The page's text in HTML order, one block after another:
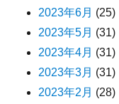
2023年6月 (25)
2023年5月 (31)
2023年4月 (31)
2023年3月 (31)
2023年2月 (28)